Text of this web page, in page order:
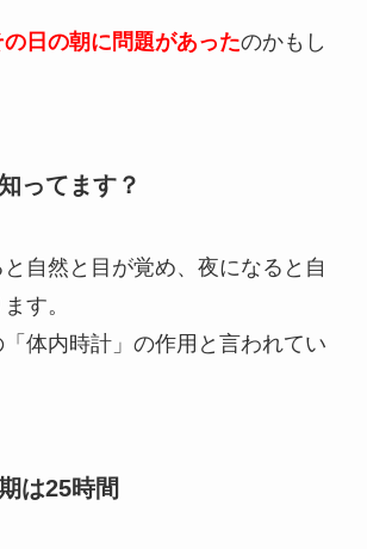
の日の朝に問題があったのかもし
ってます？
自然と目が覚め、夜になると自
す。
体内時計」の作用と言われてい
は25時間